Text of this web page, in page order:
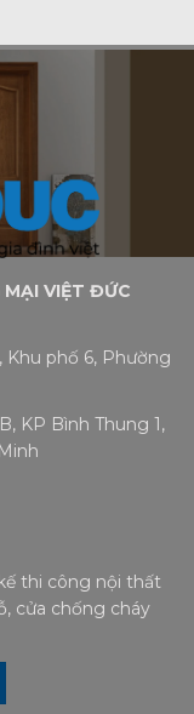
VIỆT ĐỨC
Khu phố 6, Phường
KP Bình Thung 1,
thi công nội thất
cửa chống cháy